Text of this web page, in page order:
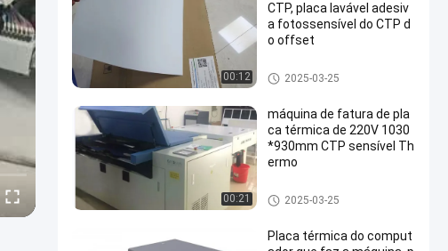
00:12
CTP, placa lavável adesiv
a fotossensível do CTP d
o offset
Placa do CTP da dupla camad
a
2025-03-25
00:21
máquina de fatura de pla
ca térmica de 220V 1030
*930mm CTP sensível Th
ermo
máquina térmica do CTP
2025-03-25
Placa térmica do comput